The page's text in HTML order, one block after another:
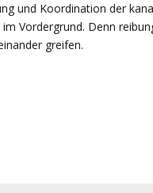
und Koordination der
Vordergrund. Denn
greifen.